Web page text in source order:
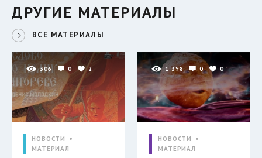
ДРУГИЕ МАТЕРИАЛЫ
ВСЕ МАТЕРИАЛЫ
306 0 2
НОВОСТИ
МАТЕРИАЛ
1 398 0 0
НОВОСТИ
МАТЕРИАЛ